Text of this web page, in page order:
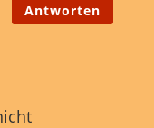
Antworten